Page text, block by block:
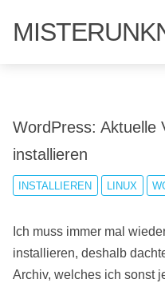
WordPress: Aktuelle
installieren
INSTALLIEREN LINUX
Ich muss immer mal
installieren, deshalb
Archiv, welches ich sonst